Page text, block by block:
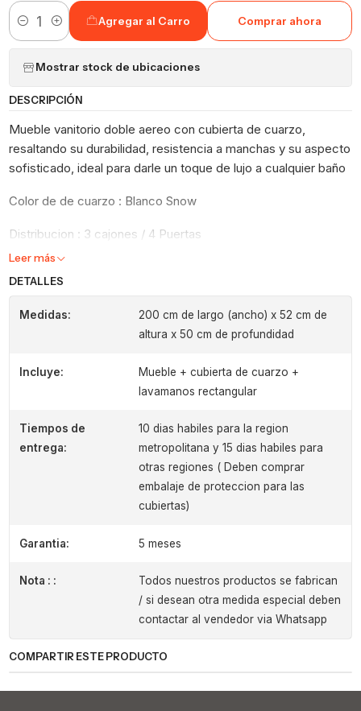
Cantidad
Agregar al Carro Comprar ahora
Mostrar stock de ubicaciones
DESCRIPCIÓN
Mueble vanitorio doble aereo con cubierta de cuarzo,
resaltando su durabilidad, resistencia a manchas y su aspecto
sofisticado, ideal para darle un toque de lujo a cualquier baño
Color de de cuarzo : Blanco Snow
Distribucion : 3 cajones / 4 Puertas
Leer más
DETALLES
Medidas:
200 cm de largo (ancho) x 52 cm de
altura x 50 cm de profundidad
Incluye:
Mueble + cubierta de cuarzo +
lavamanos rectangular
Tiempos de
entrega:
10 dias habiles para la region
metropolitana y 15 dias habiles para
otras regiones ( Deben comprar
embalaje de proteccion para las
cubiertas)
Garantia: 5 meses
Nota : :
Todos nuestros productos se fabrican
/ si desean otra medida especial deben
contactar al vendedor via Whatsapp
COMPARTIR ESTE PRODUCTO